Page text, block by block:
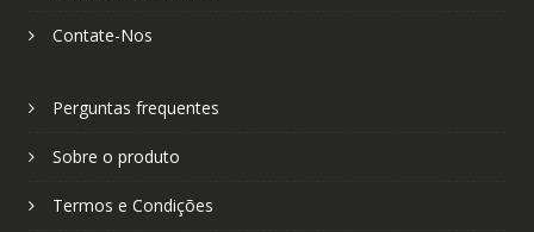
Contate-Nos
Perguntas frequentes
Sobre o produto
Termos e Condições